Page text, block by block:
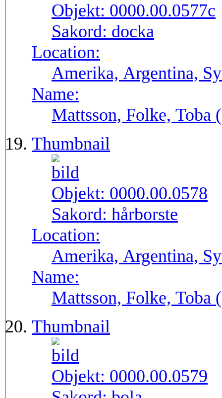
Objekt: 0000.00.0577c
Sakord: docka
Location:
Amerika, Argentina,
Name:
Mattsson, Folke, Toba
Thumbnail
Objekt: 0000.00.0578
Sakord: hårborste
Location:
Amerika, Argentina,
Name:
Mattsson, Folke, Toba
Thumbnail
Objekt: 0000.00.0579